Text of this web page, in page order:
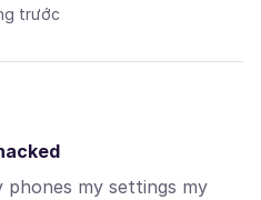
trước
phones my settings my